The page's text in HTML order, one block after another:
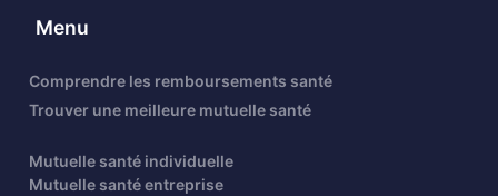
Menu
Comprendre les remboursements santé
Trouver une meilleure mutuelle santé
Mutuelle santé individuelle
Mutuelle santé entreprise